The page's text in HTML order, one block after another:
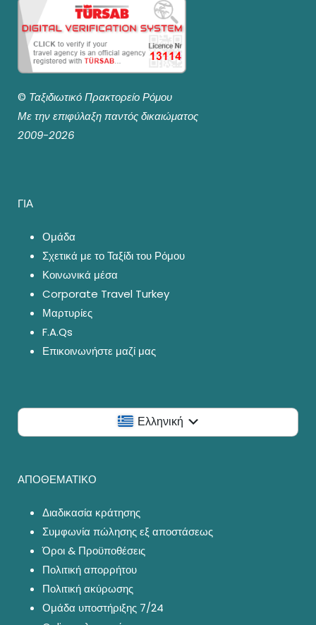
© Ταξιδιωτικό Πρακτορείο Ρόμου
Με την επιφύλαξη παντός δικαιώματος
2009-2026
ΓΙΑ
Ομάδα
Σχετικά με το Ταξίδι του Ρόμου
Κοινωνικά μέσα
Corporate Travel Turkey
Μαρτυρίες
F.A.Qs
Επικοινωνήστε μαζί μας
Ελληνική
ΑΠΟΘΕΜΑΤΙΚΟ
Διαδικασία κράτησης
Συμφωνία πώλησης εξ αποστάσεως
Όροι & Προϋποθέσεις
Πολιτική απορρήτου
Πολιτική ακύρωσης
Ομάδα υποστήριξης 7/24